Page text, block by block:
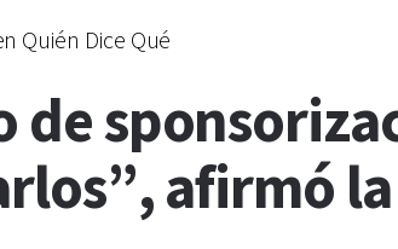
Quién Dice Qué
de
afirmó